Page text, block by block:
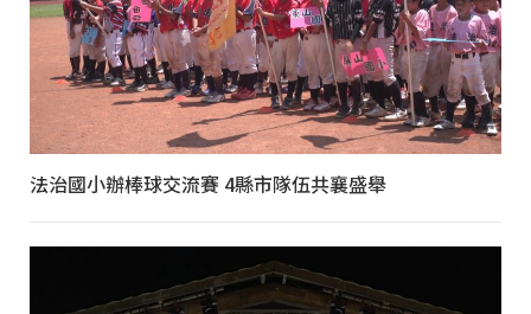
法治國小辦棒球交流賽 4縣市隊伍共襄盛舉